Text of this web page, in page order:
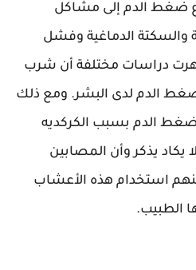
ضغط الدم إلى مشاكل
والسكتة الدماغية وفشل
دراسات مختلفة أن شرب
الدم لدى البشر. ومع ذلك
الدم بسبب الكركديه
يكاد يذكر وأن المصابين
استخدام هذه الأعشاب
الطبيب.